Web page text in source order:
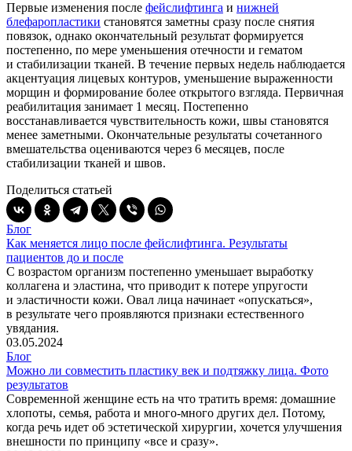
Первые изменения после фейслифтинга и нижней
блефаропластики становятся заметны сразу после снятия
повязок, однако окончательный результат формируется
постепенно, по мере уменьшения отечности и гематом
и стабилизации тканей. В течение первых недель наблюдается
акцентуация лицевых контуров, уменьшение выраженности
морщин и формирование более открытого взгляда. Первичная
реабилитация занимает 1 месяц. Постепенно
восстанавливается чувствительность кожи, швы становятся
менее заметными. Окончательные результаты сочетанного
вмешательства оцениваются через 6 месяцев, после
стабилизации тканей и швов.
Поделиться статьей
Блог
Как меняется лицо после фейслифтинга. Результаты
пациентов до и после
С возрастом организм постепенно уменьшает выработку
коллагена и эластина, что приводит к потере упругости
и эластичности кожи. Овал лица начинает «опускаться»,
в результате чего проявляются признаки естественного
увядания.
03.05.2024
Блог
Можно ли совместить пластику век и подтяжку лица. Фото
результатов
Современной женщине есть на что тратить время: домашние
хлопоты, семья, работа и много-много других дел. Потому,
когда речь идет об эстетической хирургии, хочется улучшения
внешности по принципу «все и сразу».